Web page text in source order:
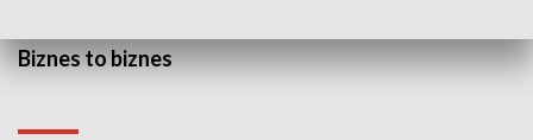
Biznes to biznes